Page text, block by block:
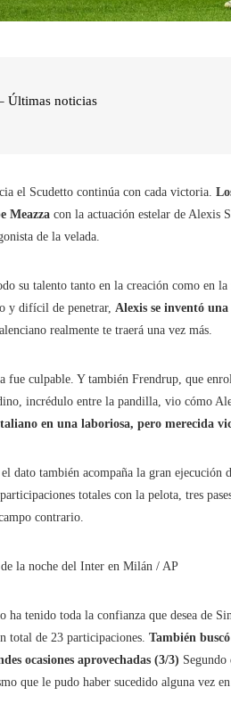
Últimas noticias
el Scudetto continúa con cada victoria.
Meazza con la actuación estelar de Alexis
de la velada.
su talento tanto en la creación como en
y difícil de penetrar, Alexis se inventó
realmente te traerá una vez más.
fue culpable. Y también Frendrup, que
incrédulo entre la pandilla, vio cómo
en una laboriosa, pero merecida
dato también acompaña la gran ejecución
totales con la pelota, tres
contrario.
la noche del Inter en Milán / AP
ha tenido toda la confianza que desea de
total de 23 participaciones. También
ocasiones aprovechadas (3/3)
que le pudo haber sucedido alguna vez